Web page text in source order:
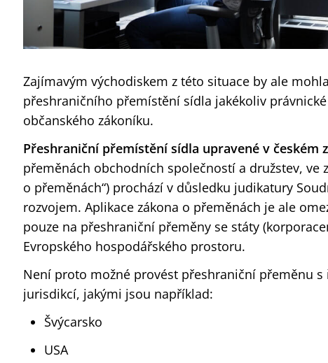
Zajímavým východiskem z této situace by ale
přeshraničního přemístění sídla jakékoliv
občanského zákoníku.
Přeshraniční přemístění sídla upravené v českém
přeměnách obchodních společností a družstev, ve
o přeměnách“) prochází v důsledku judikatury
rozvojem. Aplikace zákona o přeměnách je ale
pouze na přeshraniční přeměny se státy
Evropského hospodářského prostoru.
Není proto možné provést přeshraniční přeměnu
jurisdikcí, jakými jsou například:
Švýcarsko
USA